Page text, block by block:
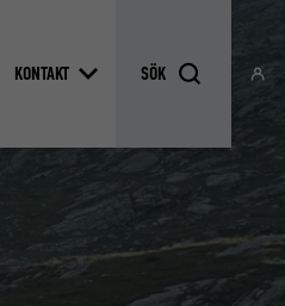
KONTAKT